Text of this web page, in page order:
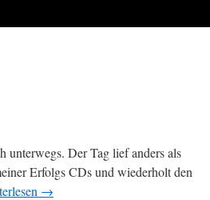
unterwegs. Der Tag lief anders als
Erfolgs CDs und wiederholt den
→